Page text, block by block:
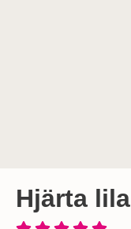
Hjärta lila